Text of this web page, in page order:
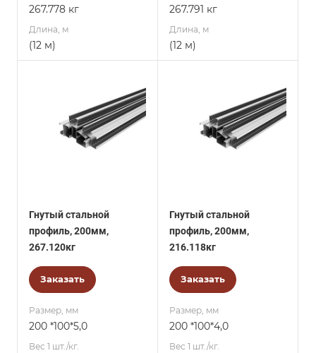
267.778 кг
Длина, м
(12 м)
267.791 кг
Длина, м
(12 м)
Гнутый стальной
профиль, 200мм,
267.120кг
Заказать
Размер, мм
200 *100*5,0
Вес 1 шт./кг.
Гнутый стальной
профиль, 200мм,
216.118кг
Заказать
Размер, мм
200 *100*4,0
Вес 1 шт./кг.